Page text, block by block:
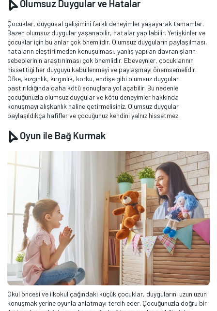
Olumsuz Duygular ve Hatalar
Çocuklar, duygusal gelişimini farklı deneyimler yaşayarak tamamlar.
Bazen olumsuz duygular yaşanabilir, hatalar yapılabilir. Yetişkinler ve
çocuklar için bu anlar çok önemlidir. Olumsuz duyguların paylaşılması,
hataların eleştirilmeden konuşulması, yanlış yapılan davranışların
sebeplerinin araştırılması çok önemlidir. Ebeveynler, çocuklarının
hissettiği her duyguyu kabullenmeyi ve paylaşmayı önemsemelidir.
Öfke, kızgınlık, kırgınlık, korku, endişe gibi olumsuz duygular
bastırıldığında daha kötü sonuçlara yol açabilir. Bu nedenle
çocuğunuzla olumsuz duygular ve kötü deneyimler hakkında
konuşmayı alışkanlık haline getirmelisiniz. Olumsuz duygular
paylaşıldıkça hafifler ve çocuğunuz kendini yalnız hissetmez.
Oyun ile Bağ Kurmak
Okul öncesi ve ilkokul çağındaki küçük çocuklar, duygularını uzun uzun
konuşmak yerine oyunla anlatmayı tercih eder. Çocuğunuzla doğru bir